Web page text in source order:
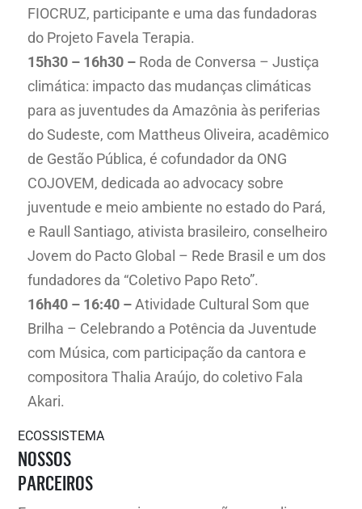
FIOCRUZ, participante e uma das fundadoras
do Projeto Favela Terapia.
15h30 – 16h30 – Roda de Conversa – Justiça
climática: impacto das mudanças climáticas
para as juventudes da Amazônia às periferias
do Sudeste, com Mattheus Oliveira, acadêmico
de Gestão Pública, é cofundador da ONG
COJOVEM, dedicada ao advocacy sobre
juventude e meio ambiente no estado do Pará,
e Raull Santiago, ativista brasileiro, conselheiro
Jovem do Pacto Global – Rede Brasil e um dos
fundadores da “Coletivo Papo Reto”.
16h40 – 16:40 –Atividade Cultural Som que
Brilha – Celebrando a Potência da Juventude
com Música, com participação da cantora e
compositora Thalia Araújo, do coletivo Fala
Akari.
ECOSSISTEMA
NOSSOS
PARCEIROS